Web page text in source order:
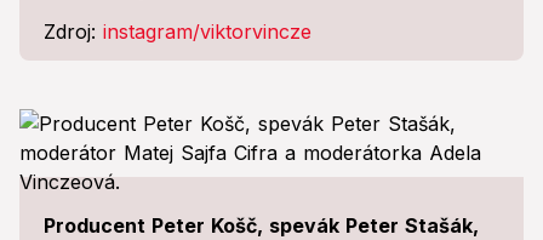
Zdroj: instagram/viktorvincze
Producent Peter Košč, spevák Peter Stašák,